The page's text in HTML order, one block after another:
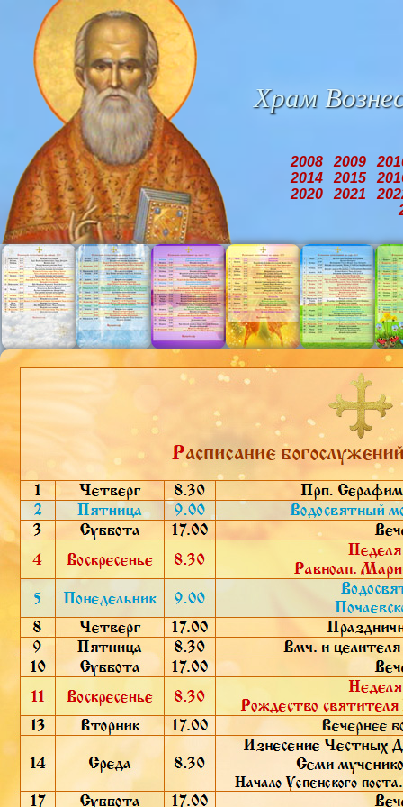
Храм
2008 2009
2014
2015
2020
2021